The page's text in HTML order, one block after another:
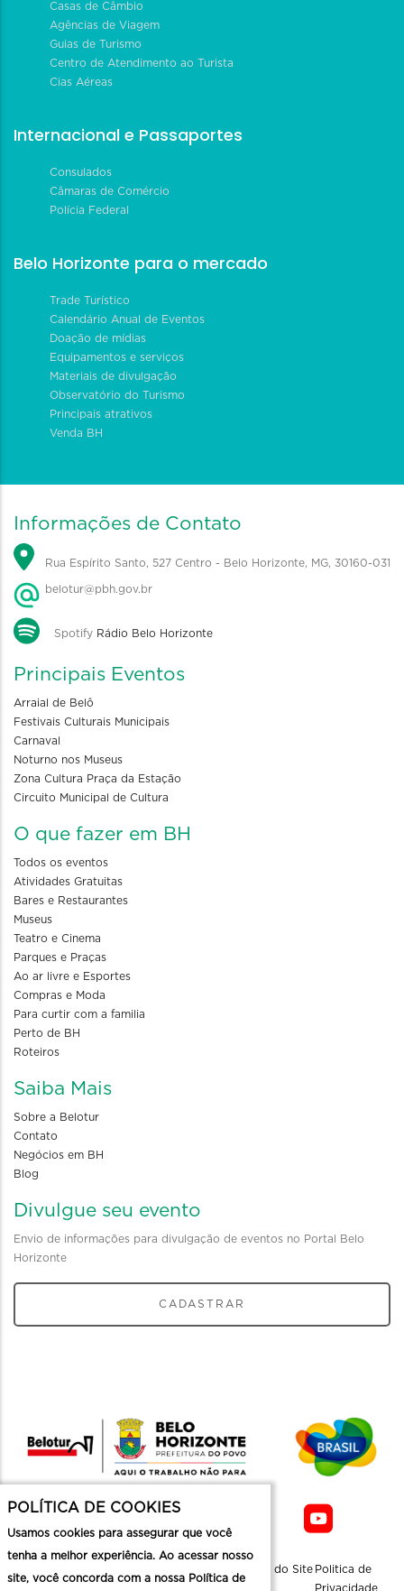
Casas de Câmbio
Agências de Viagem
Guias de Turismo
Centro de Atendimento ao Turista
Cias Aéreas
Internacional e Passaportes
Consulados
Câmaras de Comércio
Polícia Federal
Belo Horizonte para o mercado
Trade Turístico
Calendário Anual de Eventos
Doação de mídias
Equipamentos e serviços
Materiais de divulgação
Observatório do Turismo
Principais atrativos
Venda BH
Informações de Contato
Rua Espírito Santo, 527 Centro - Belo Horizonte, MG, 30160-031
belotur@pbh.gov.br
Spotify Rádio Belo Horizonte
Principais Eventos
Arraial de Belô
Festivais Culturais Municipais
Carnaval
Noturno nos Museus
Zona Cultura Praça da Estação
Circuito Municipal de Cultura
O que fazer em BH
Todos os eventos
Atividades Gratuitas
Bares e Restaurantes
Museus
Teatro e Cinema
Parques e Praças
Ao ar livre e Esportes
Compras e Moda
Para curtir com a familia
Perto de BH
Roteiros
Saiba Mais
Sobre a Belotur
Contato
Negócios em BH
Blog
Divulgue seu evento
Envio de informações para divulgação de eventos no Portal Belo
Horizonte
CADASTRAR
Mapa do Site Politica de
Privacidade
POLÍTICA DE COOKIES
Usamos cookies para assegurar que você
tenha a melhor experiência. Ao acessar nosso
site, você concorda com a nossa Política de